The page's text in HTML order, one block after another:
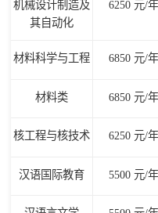
机械设计制造及
其自动化
6250 元/年
材料科学与工程 6850 元/年
材料类 6850 元/年
核工程与核技术 6250 元/年
汉语国际教育 5500 元/年